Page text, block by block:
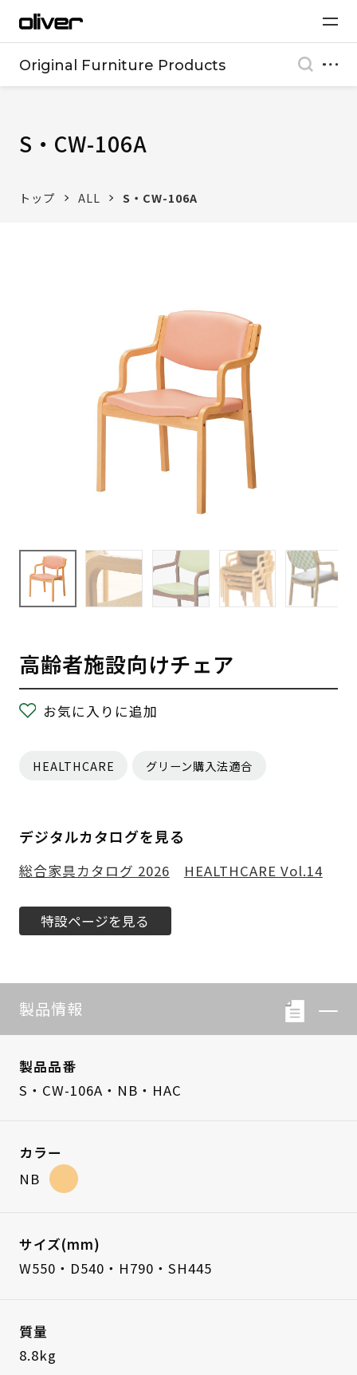
Original Furniture Products
S・CW-106A
トップ ALL S・CW-106A
高齢者施設向けチェア
お気に入りに追加
HEALTHCARE グリーン購入法適合
デジタルカタログを見る
総合家具カタログ 2026 HEALTHCARE Vol.14
特設ページを見る
製品情報
製品品番
S・CW-106A・NB・HAC
カラー
NB
サイズ(mm)
W550・D540・H790・SH445
質量
8.8kg